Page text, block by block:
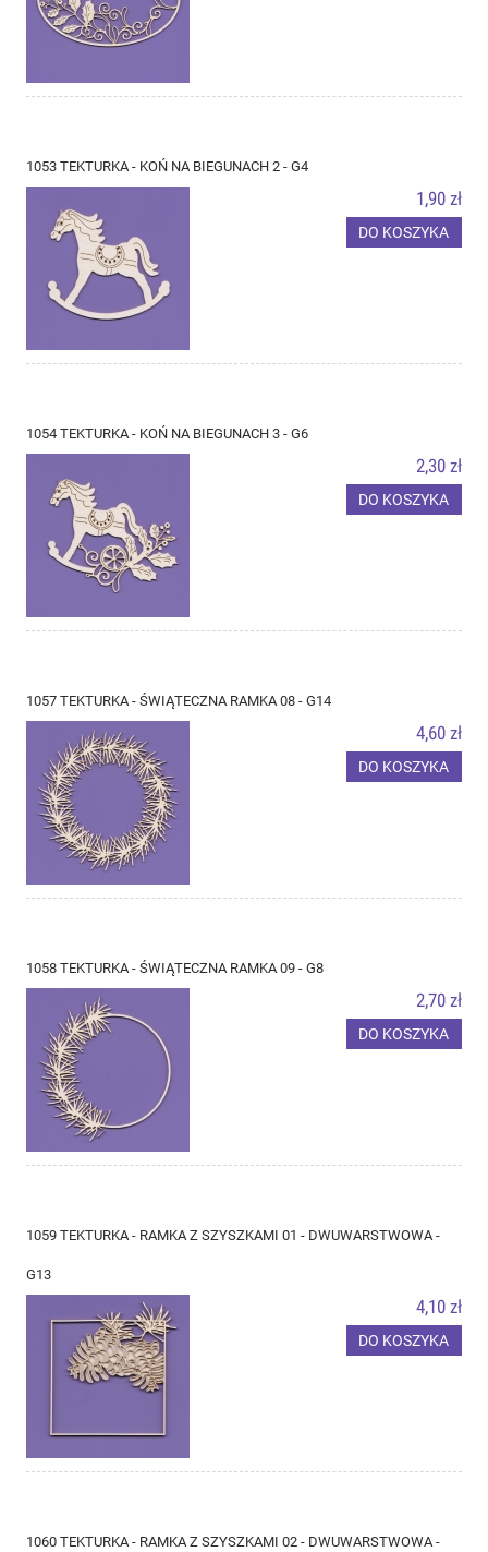
1053 TEKTURKA - KOŃ NA BIEGUNACH 2 - G4
1,90 zł
DO KOSZYKA
1054 TEKTURKA - KOŃ NA BIEGUNACH 3 - G6
2,30 zł
DO KOSZYKA
1057 TEKTURKA - ŚWIĄTECZNA RAMKA 08 - G14
4,60 zł
DO KOSZYKA
1058 TEKTURKA - ŚWIĄTECZNA RAMKA 09 - G8
2,70 zł
DO KOSZYKA
1059 TEKTURKA - RAMKA Z SZYSZKAMI 01 - DWUWARSTWOWA -
G13
4,10 zł
DO KOSZYKA
1060 TEKTURKA - RAMKA Z SZYSZKAMI 02 - DWUWARSTWOWA -